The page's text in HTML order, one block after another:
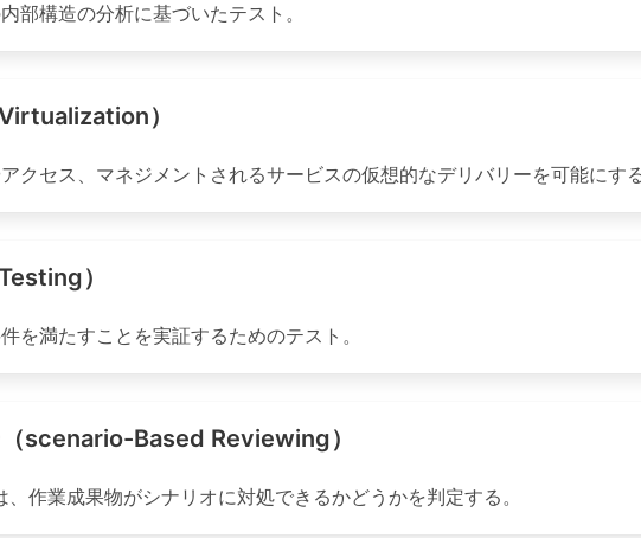
部構造の分析に基づいたテスト。
）
クセス、マネジメントされるサービスの仮想的なデリバリーを可能にす
）
を満たすことを実証するためのテスト。
scenario-Based Reviewing）
作業成果物がシナリオに対処できるかどうかを判定する。